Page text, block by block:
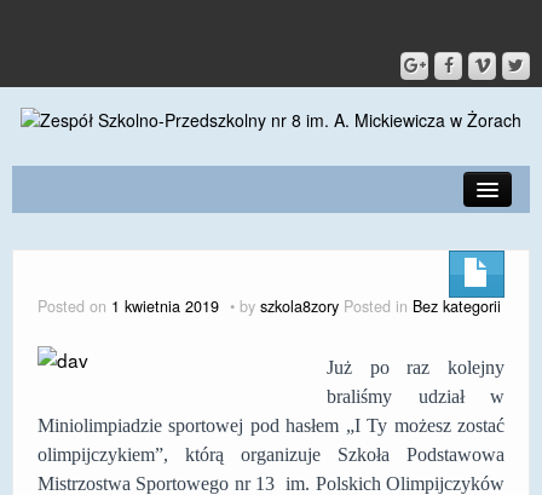
DLA PRACOWNIKÓW
GALERIA
Posted on 1 kwietnia 2019 by szkola8zory Posted in Bez kategorii
Już po raz kolejny
braliśmy udział w
Miniolimpiadzie sportowej pod hasłem „I Ty możesz zostać
olimpijczykiem”, którą organizuje Szkoła Podstawowa
Mistrzostwa Sportowego nr 13 im. Polskich Olimpijczyków